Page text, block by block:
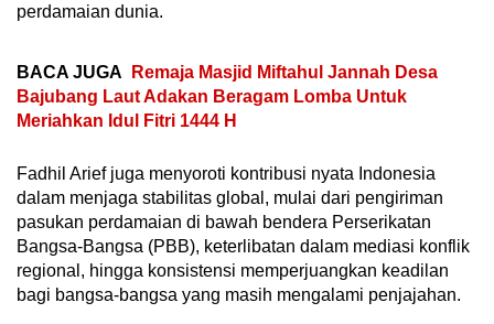
perdamaian dunia.
BACA JUGA
Remaja Masjid Miftahul Jannah Desa
Bajubang Laut Adakan Beragam Lomba Untuk
Meriahkan Idul Fitri 1444 H
Fadhil Arief juga menyoroti kontribusi nyata Indonesia
dalam menjaga stabilitas global, mulai dari pengiriman
pasukan perdamaian di bawah bendera Perserikatan
Bangsa-Bangsa (PBB), keterlibatan dalam mediasi konflik
regional, hingga konsistensi memperjuangkan keadilan
bagi bangsa-bangsa yang masih mengalami penjajahan.